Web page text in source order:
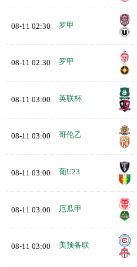
08-11 02:30 罗甲
08-11 02:30 罗甲
08-11 03:00 英联杯
08-11 03:00 哥伦乙
08-11 03:00 葡U23
08-11 03:00 厄瓜甲
08-11 03:00 美预备联